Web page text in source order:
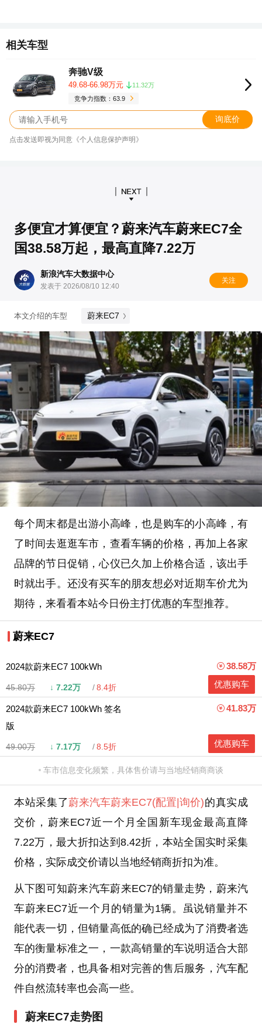
相关车型
奔驰V级
49.68-66.98万元
11.32万
竞争力指数：63.9
询底价
点击发送即视为同意《个人信息保护声明》
多便宜才算便宜？蔚来汽车蔚来EC7全
国38.58万起，最高直降7.22万
新浪汽车大数据中心
发表于 2026/08/10 12:40
关注
本文介绍的车型 蔚来EC7
每个周末都是出游小高峰，也是购车的小高峰，有
了时间去逛逛车市，查看车辆的价格，再加上各家
品牌的节日促销，心仪已久加上价格合适，该出手
时就出手。还没有买车的朋友想必对近期车价尤为
期待，来看看本站今日份主打优惠的车型推荐。
蔚来EC7
2024款蔚来EC7 100kWh
45.80万 ↓ 7.22万 8.4折
38.58万
优惠购车
2024款蔚来EC7 100kWh 签名
版
49.00万 ↓ 7.17万 8.5折
41.83万
优惠购车
车市信息变化频繁，具体售价请与当地经销商商谈
本站采集了蔚来汽车蔚来EC7(配置|询价)的真实成
交价，蔚来EC7近一个月全国新车现金最高直降
7.22万，最大折扣达到8.42折，本站全国实时采集
价格，实际成交价请以当地经销商折扣为准。
从下图可知蔚来汽车蔚来EC7的销量走势，蔚来汽
车蔚来EC7近一个月的销量为1辆。虽说销量并不
能代表一切，但销量高低的确已经成为了消费者选
车的衡量标准之一，一款高销量的车说明适合大部
分的消费者，也具备相对完善的售后服务，汽车配
件自然流转率也会高一些。
蔚来EC7走势图